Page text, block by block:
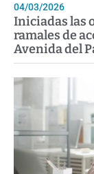
04/03/2026
Iniciadas las
ramales de
Avenida del